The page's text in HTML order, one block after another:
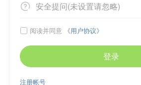
 安全提问(未设置请忽略)
 阅读并同意 《用户协议》
登录
注册帐号